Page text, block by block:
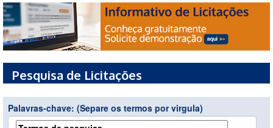
Pesquisa de Licitações
Palavras-chave: (Separe os termos por virgula)